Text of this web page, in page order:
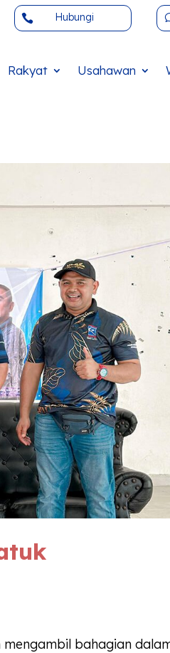
 Hubungi
Rakyat Usahawan
bahagian